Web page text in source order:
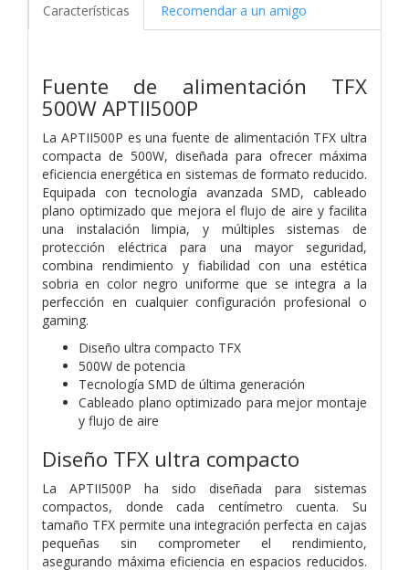
Características Recomendar a un amigo
Fuente de alimentación TFX
500W APTII500P
La APTII500P es una fuente de alimentación TFX ultra
compacta de 500W, diseñada para ofrecer máxima
eficiencia energética en sistemas de formato reducido.
Equipada con tecnología avanzada SMD, cableado
plano optimizado que mejora el flujo de aire y facilita
una instalación limpia, y múltiples sistemas de
protección eléctrica para una mayor seguridad,
combina rendimiento y fiabilidad con una estética
sobria en color negro uniforme que se integra a la
perfección en cualquier configuración profesional o
gaming.
Diseño ultra compacto TFX
500W de potencia
Tecnología SMD de última generación
Cableado plano optimizado para mejor montaje
y flujo de aire
Diseño TFX ultra compacto
La APTII500P ha sido diseñada para sistemas
compactos, donde cada centímetro cuenta. Su
tamaño TFX permite una integración perfecta en cajas
pequeñas sin comprometer el rendimiento,
asegurando máxima eficiencia en espacios reducidos.